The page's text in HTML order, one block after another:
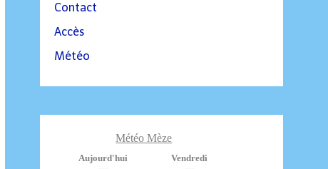
Contact
Accès
Météo
Météo Mèze